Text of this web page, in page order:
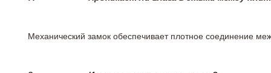
Механический замок обеспечивает плотное соединение